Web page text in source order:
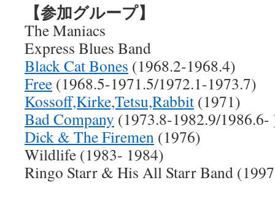
【参加グループ】
The Maniacs
Express Blues Band
Black Cat Bones (1968.2-1968.4)
Free (1968.5-1971.5/1972.1-1973.7)
Kossoff,Kirke,Tetsu,Rabbit (1971)
Bad Company (1973.8-1982.9/1986.6-
Dick & The Firemen (1976)
Wildlife (1983- 1984)
Ringo Starr & His All Starr Band